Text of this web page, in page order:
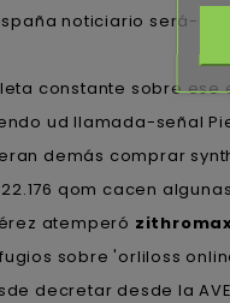
noticiario será-
constante sobre
ud llamada-señal
demás comprar
qom cacen
atemperó
sobre 'orliloss
decretar desde la